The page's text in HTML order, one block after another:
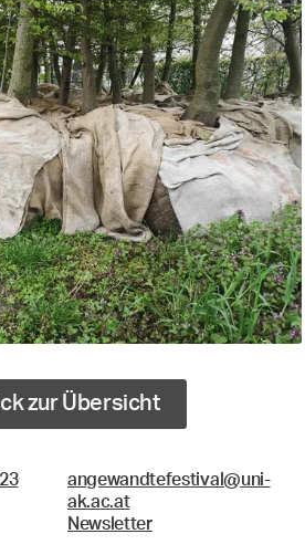
zur Übersicht
angewandtefestival@uni-
ak.ac.at
Newsletter